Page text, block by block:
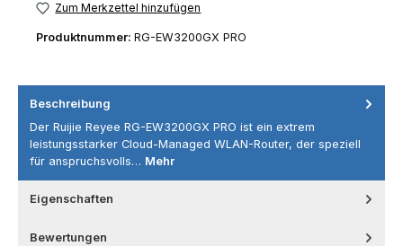
Zum Merkzettel hinzufügen
Produktnummer: RG-EW3200GX PRO
Beschreibung
Der Ruijie Reyee RG-EW3200GX PRO ist ein extrem
leistungsstarker Cloud-Managed WLAN-Router, der speziell
für anspruchsvolls… Mehr
Eigenschaften
Bewertungen